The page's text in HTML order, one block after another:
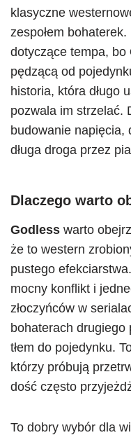
klasyczne
zespołem
dotyczące tempa, bo
pędzącą od
historia, która długo
pozwala im strzelać.
budowanie napięcia,
długa droga przez
Dlaczego warto
Godless warto
że to western
pustego
mocny konflikt i
złoczyńców w
bohaterach
tłem do pojedynku.
którzy próbują
dość często
To dobry wybór dla